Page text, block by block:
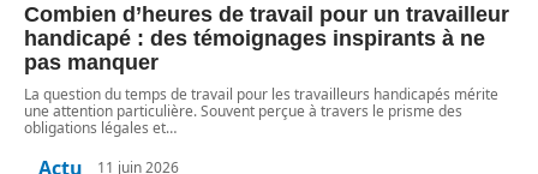
Combien d’heures de travail pour un travailleur
handicapé : des témoignages inspirants à ne
pas manquer
La question du temps de travail pour les travailleurs handicapés mérite
une attention particulière. Souvent perçue à travers le prisme des
obligations légales et…
Actu 11 juin 2026